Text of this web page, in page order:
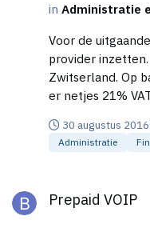
in Administratie
Voor de
provider
Zwitserland. Op
er netjes 21%
Hoe werkt dit
30 augustus 2016
Administratie
Prepaid VOIP